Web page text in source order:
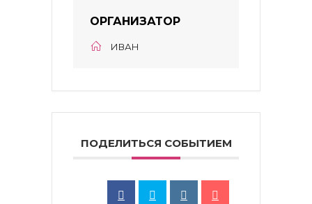
ОРГАНИЗАТОР
ИВАН
ПОДЕЛИТЬСЯ СОБЫТИЕМ